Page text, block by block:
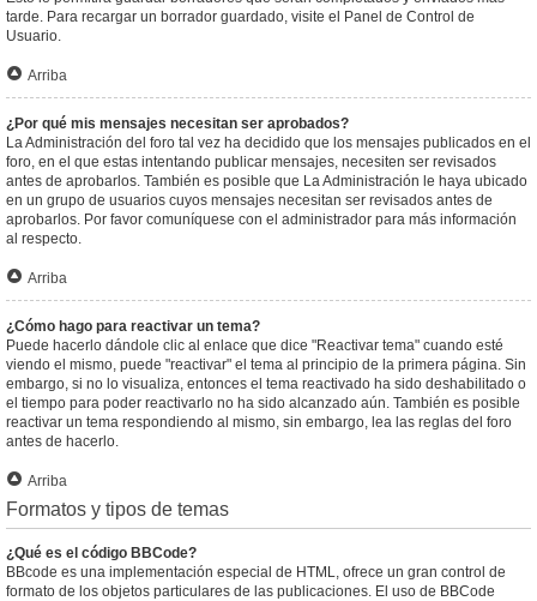
tarde. Para recargar un borrador guardado, visite el Panel de Control de
Usuario.
Arriba
¿Por qué mis mensajes necesitan ser aprobados?
La Administración del foro tal vez ha decidido que los mensajes publicados en el
foro, en el que estas intentando publicar mensajes, necesiten ser revisados
antes de aprobarlos. También es posible que La Administración le haya ubicado
en un grupo de usuarios cuyos mensajes necesitan ser revisados antes de
aprobarlos. Por favor comuníquese con el administrador para más información
al respecto.
Arriba
¿Cómo hago para reactivar un tema?
Puede hacerlo dándole clic al enlace que dice "Reactivar tema" cuando esté
viendo el mismo, puede "reactivar" el tema al principio de la primera página. Sin
embargo, si no lo visualiza, entonces el tema reactivado ha sido deshabilitado o
el tiempo para poder reactivarlo no ha sido alcanzado aún. También es posible
reactivar un tema respondiendo al mismo, sin embargo, lea las reglas del foro
antes de hacerlo.
Arriba
Formatos y tipos de temas
¿Qué es el código BBCode?
BBcode es una implementación especial de HTML, ofrece un gran control de
formato de los objetos particulares de las publicaciones. El uso de BBCode